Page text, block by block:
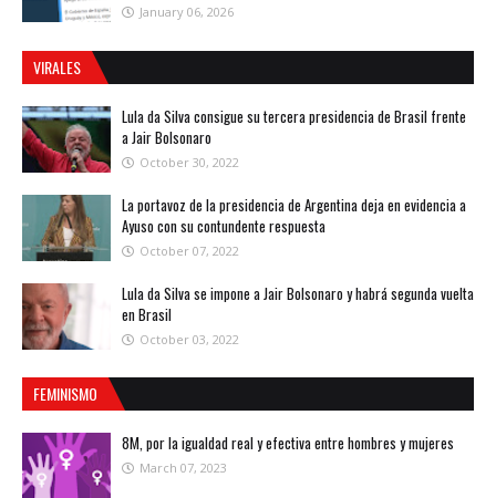
January 06, 2026
VIRALES
Lula da Silva consigue su tercera presidencia de Brasil frente
a Jair Bolsonaro
October 30, 2022
La portavoz de la presidencia de Argentina deja en evidencia a
Ayuso con su contundente respuesta
October 07, 2022
Lula da Silva se impone a Jair Bolsonaro y habrá segunda vuelta
en Brasil
October 03, 2022
FEMINISMO
8M, por la igualdad real y efectiva entre hombres y mujeres
March 07, 2023